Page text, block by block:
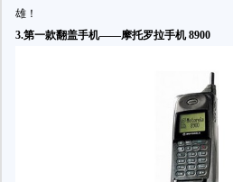
雄！
3.第一款翻盖手机——摩托罗拉手机 8900